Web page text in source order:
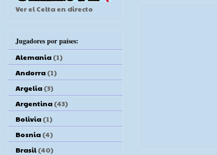
Ver el Celta en directo
Jugadores por países:
Alemania (1)
Andorra (1)
Argelia (3)
Argentina (43)
Bolivia (1)
Bosnia (4)
Brasil (40)